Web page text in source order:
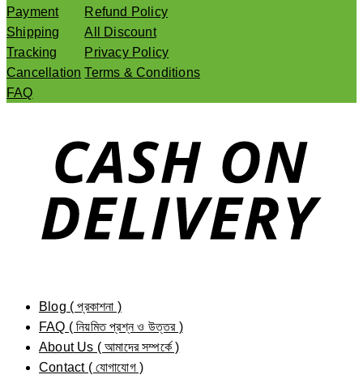
Payment
Shipping
Tracking
Cancellation
FAQ
Refund Policy
All Discount
Privacy Policy
Terms & Conditions
Blog ( প্রকাশনা )
FAQ ( নিয়মিত প্রশ্ন ও উত্তর )
About Us ( আমাদের সম্পর্কে )
Contact ( যোগাযোগ )